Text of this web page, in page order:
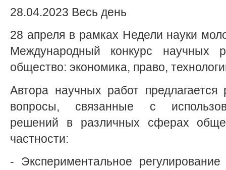
28.04.2023 Весь день
28 апреля в рамках Недели науки
Международный конкурс научных
общество: экономика, право,
Автора научных работ предлагается
вопросы, связанные с
решений в различных сферах
частности:
- Экспериментальное